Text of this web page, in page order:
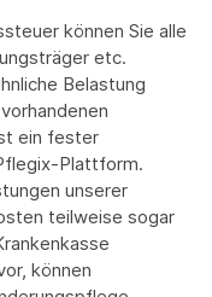
können Sie alle
etc.
Belastung
ein fester
Plattform.
unserer
teilweise sogar
können